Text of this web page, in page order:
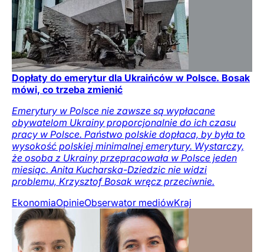
Dopłaty do emerytur dla Ukraińców w Polsce. Bosak
mówi, co trzeba zmienić
Emerytury w Polsce nie zawsze są wypłacane
obywatelom Ukrainy proporcjonalnie do ich czasu
pracy w Polsce. Państwo polskie dopłaca, by była to
wysokość polskiej minimalnej emerytury. Wystarczy,
że osoba z Ukrainy przepracowała w Polsce jeden
miesiąc. Anita Kucharska-Dziedzic nie widzi
problemu, Krzysztof Bosak wręcz przeciwnie.
EkonomiaOpinieObserwator mediówKraj